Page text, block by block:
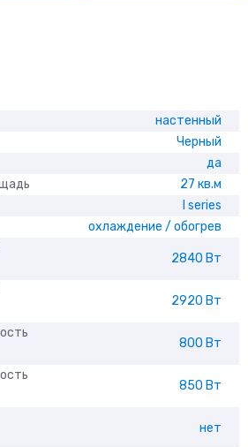
настенный
Черный
да
27 кв.м
I series
охлаждение / обогрев
2840 Вт
2920 Вт
800 Вт
850 Вт
нет